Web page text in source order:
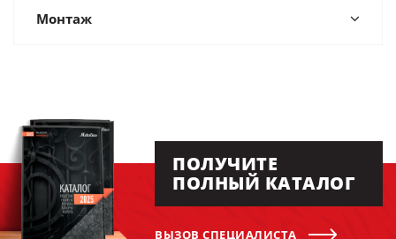
Монтаж
ПОЛУЧИТЕ
ПОЛНЫЙ КАТАЛОГ
ВЫЗОВ СПЕЦИАЛИСТА